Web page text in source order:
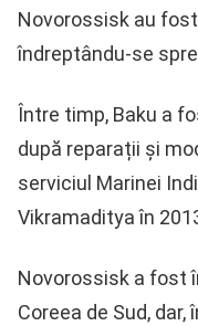
Novorossisk au
îndreptându-se
Între timp, Baku a
după reparații și
serviciul Marinei
Vikramaditya în
Novorossisk a fost
Coreea de Sud,